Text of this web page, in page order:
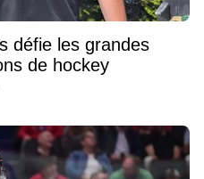
défie les grandes
de hockey